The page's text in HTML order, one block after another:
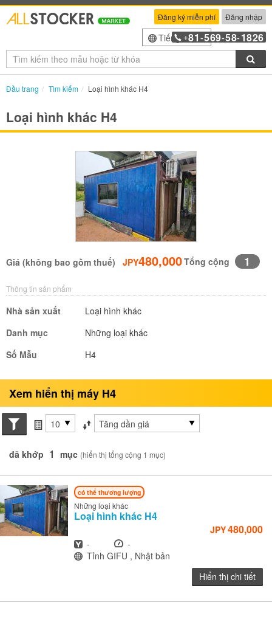
Đăng ký miễn phí Đăng nhập
Tiếng Việt
+81 -569-58-1826
Đầu trang Tìm kiếm Loại hình khác H4
Loại hình khác H4
Giá (không bao gồm thuế) JPY480,000Tổng cộng 1
Thông tin sản phẩm
Nhà sản xuất
Loại hình khác
Danh mục
Những loại khác
Số Mẫu
H4
Xem hiển thị máy H4
Search conditions
các mục mỗi trang
Sắp xếp theo
đã khớp 1 mục (hiển thị tổng cộng 1 mục)
có thể thương lượng
Những loại khác
Loại hình khác H4
JPY480,000
Năm
- Giờ
-
Địa điểm
Tỉnh GIFU , Nhật bản
Hiển thị chi tiết